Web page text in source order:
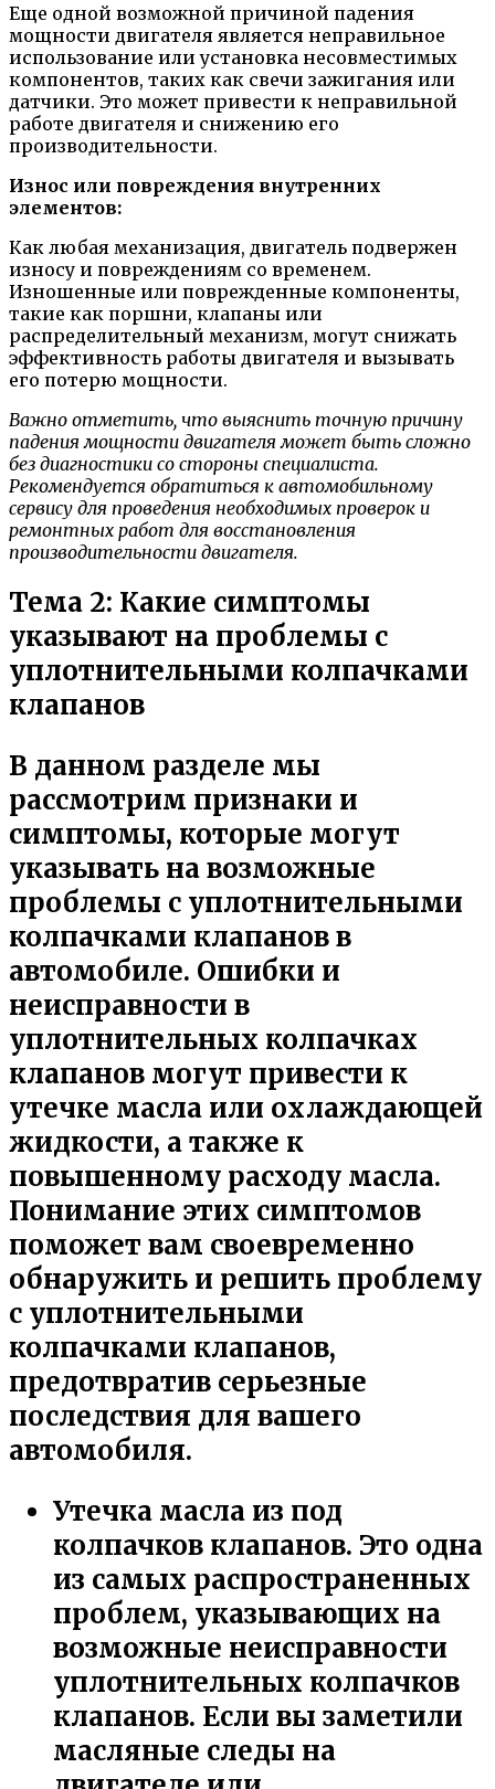
Еще одной возможной причиной падения
мощности двигателя является неправильное
использование или установка несовместимых
компонентов, таких как свечи зажигания или
датчики. Это может привести к неправильной
работе двигателя и снижению его
производительности.
Износ или повреждения внутренних
элементов:
Как любая механизация, двигатель подвержен
износу и повреждениям со временем.
Изношенные или поврежденные компоненты,
такие как поршни, клапаны или
распределительный механизм, могут снижать
эффективность работы двигателя и вызывать
его потерю мощности.
Важно отметить, что выяснить точную причину
падения мощности двигателя может быть сложно
без диагностики со стороны специалиста.
Рекомендуется обратиться к автомобильному
сервису для проведения необходимых проверок и
ремонтных работ для восстановления
производительности двигателя.
Тема 2: Какие симптомы
указывают на проблемы с
уплотнительными колпачками
клапанов
В данном разделе мы
рассмотрим признаки и
симптомы, которые могут
указывать на возможные
проблемы с уплотнительными
колпачками клапанов в
автомобиле. Ошибки и
неисправности в
уплотнительных колпачках
клапанов могут привести к
утечке масла или охлаждающей
жидкости, а также к
повышенному расходу масла.
Понимание этих симптомов
поможет вам своевременно
обнаружить и решить проблему
с уплотнительными
колпачками клапанов,
предотвратив серьезные
последствия для вашего
автомобиля.
Утечка масла из под
колпачков клапанов. Это одна
из самых распространенных
проблем, указывающих на
возможные неисправности
уплотнительных колпачков
клапанов. Если вы заметили
масляные следы на